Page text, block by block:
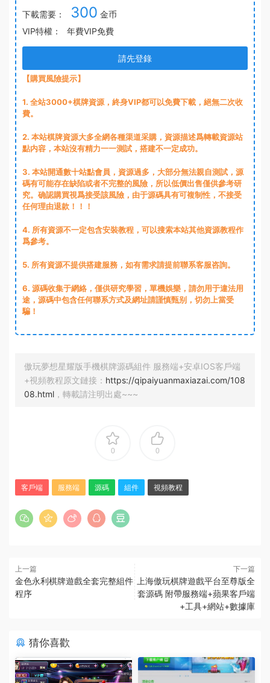
下載需要： 300 金币
VIP特權：
年費VIP免費
請先登錄
【購買風險提示】
1. 全站3000+棋牌資源，終身VIP都可以免費下載，絕無二次收
費。
2. 本站棋牌資源大多全網各種渠道采購，資源描述爲轉載資源站
點内容，本站沒有精力一一測試，搭建不一定成功。
3. 本站開通數十站點會員，資源過多，大部分無法親自測試，源
碼有可能存在缺陷或者不完整的風險，所以低價出售僅供參考研
究。确認購買視爲接受該風險，由于源碼具有可複制性，不接受
任何理由退款！！！
4. 所有資源不一定包含安裝教程，可以搜索本站其他資源教程作
爲參考。
5. 所有資源不提供搭建服務，如有需求請提前聯系客服咨詢。
6. 源碼收集于網絡，僅供研究學習，單機娛樂，請勿用于違法用
途，源碼中包含任何聯系方式及網址請謹慎甄别，切勿上當受
騙！
傲玩夢想星耀版手機棋牌源碼組件 服務端+安卓IOS客戶端
+視頻教程原文鏈接： https://qipaiyuanmaxiazai.com/108
08.html ，轉載請注明出處~~~
0 0
客戶端 服務端 源碼 組件 視頻教程
上一篇
金色永利棋牌遊戲全套完整組件
程序
下一篇
上海傲玩棋牌遊戲平台至尊版全
套源碼 附帶服務端+蘋果客戶端
+工具+網站+數據庫
猜你喜歡